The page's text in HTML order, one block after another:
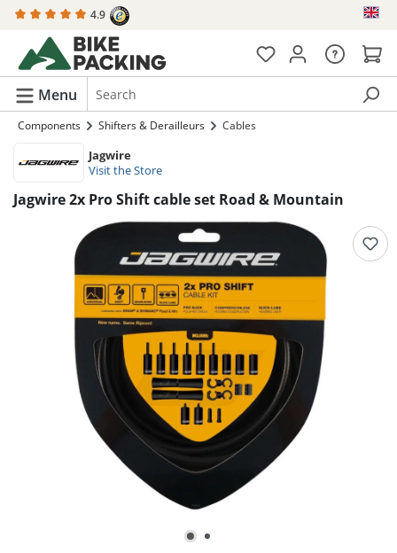
content 4.9
Menu
Components Shifters & Derailleurs Cables
Skip image gallery
Jagwire
Visit the Store
Jagwire 2x Pro Shift cable set Road & Mountain